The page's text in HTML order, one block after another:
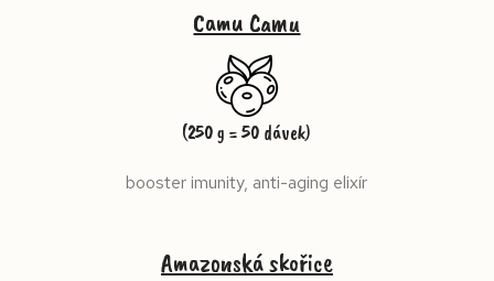
Camu Camu
(250 g = 50 dávek)
booster imunity, anti-aging elixír
Amazonská skořice